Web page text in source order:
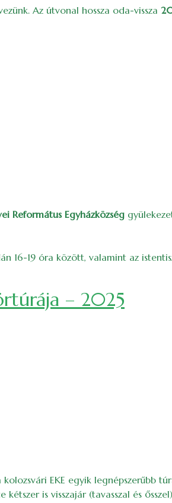
Az útvonal hossza oda-vissza
Református Egyházközség
16-19 óra között, valamint az
– 2025
EKE egyik legnépszerűbb
is visszajár (tavasszal és